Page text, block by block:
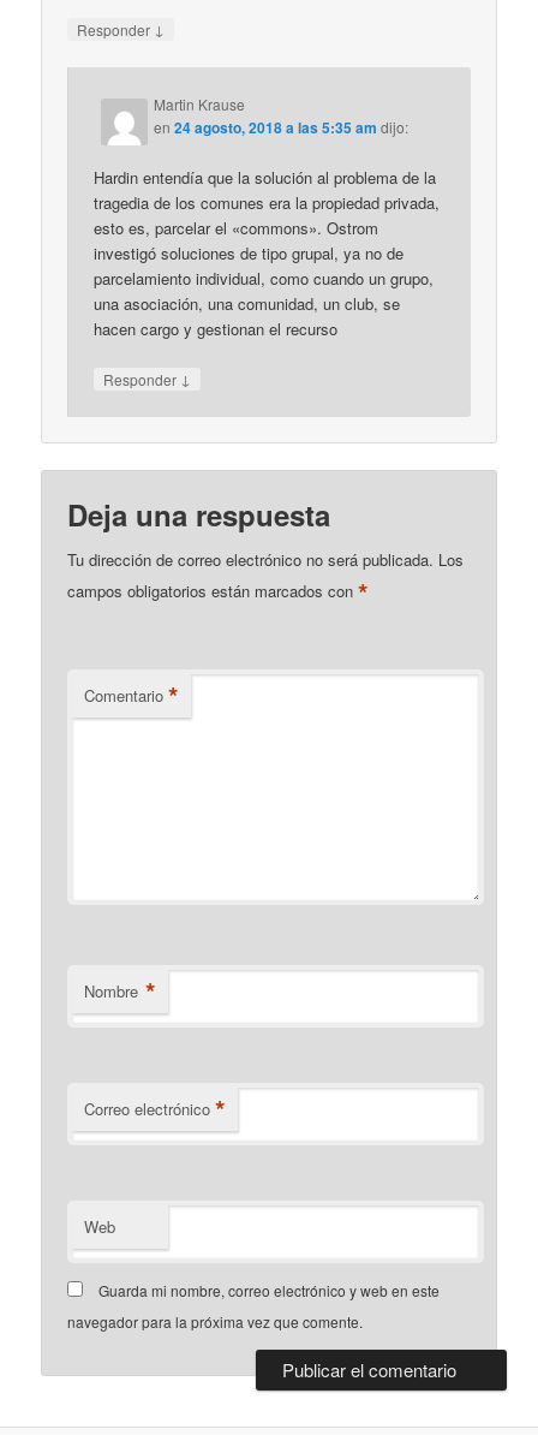
Responder ↓
Martin Krause
en24 agosto, 2018 a las 5:35 am dijo:
Hardin entendía que la solución al problema de la
tragedia de los comunes era la propiedad privada,
esto es, parcelar el «commons». Ostrom
investigó soluciones de tipo grupal, ya no de
parcelamiento individual, como cuando un grupo,
una asociación, una comunidad, un club, se
hacen cargo y gestionan el recurso
Responder ↓
Deja una respuesta
Tu dirección de correo electrónico no será publicada. Los
campos obligatorios están marcados con*
Comentario *
Nombre *
Correo electrónico *
Web
Guarda mi nombre, correo electrónico y web en este
navegador para la próxima vez que comente.